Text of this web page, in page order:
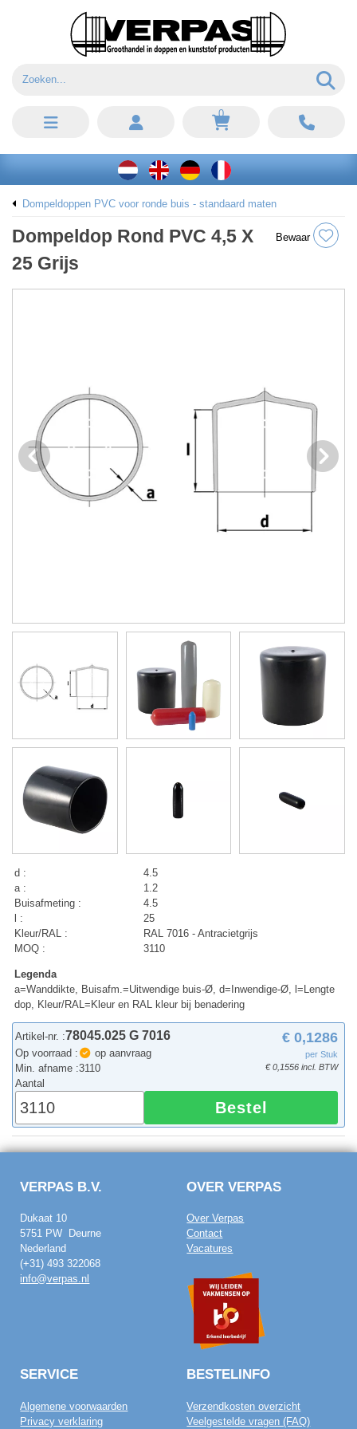
0
Dompeldoppen PVC voor ronde buis - standaard maten
Dompeldop Rond PVC 4,5 X
25 Grijs
Bewaar
d :
4.5
a :
1.2
Buisafmeting :
4.5
l :
25
Kleur/RAL :
RAL 7016 - Antracietgrijs
MOQ :
3110
Legenda
a=Wanddikte, Buisafm.=Uitwendige buis-Ø, d=Inwendige-Ø, l=Lengte
dop, Kleur/RAL=Kleur en RAL kleur bij benadering
Artikel-nr. :78045.025 G 7016
Op voorraad :
op aanvraag
Min. afname :3110
€ 0,1286
per Stuk
€ 0,1556 incl. BTW
Aantal
Bestel
VERPAS B.V.
Dukaat 10
5751 PW Deurne
Nederland
(+31) 493 322068
info@verpas.nl
OVER VERPAS
Over Verpas
Contact
Vacatures
SERVICE
Algemene voorwaarden
Privacy verklaring
BESTELINFO
Verzendkosten overzicht
Veelgestelde vragen (FAQ)